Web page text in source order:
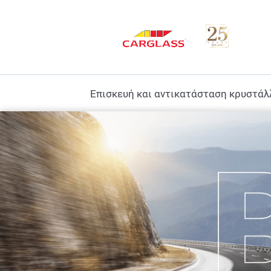
Επισκευή και αντικατάσταση